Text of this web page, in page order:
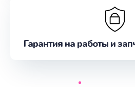
Гарантия на работы и